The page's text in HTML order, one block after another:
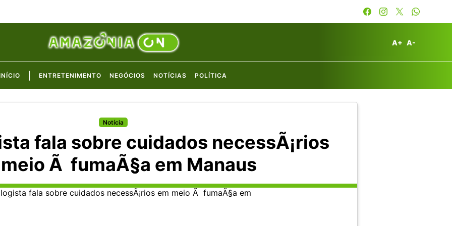
A+ A-
ENTRETENIMENTO NEGÓCIOS NOTÍCIAS POLÍTICA
Notícia
fala sobre cuidados necessÃ¡rios
Ã fumaÃ§a em Manaus